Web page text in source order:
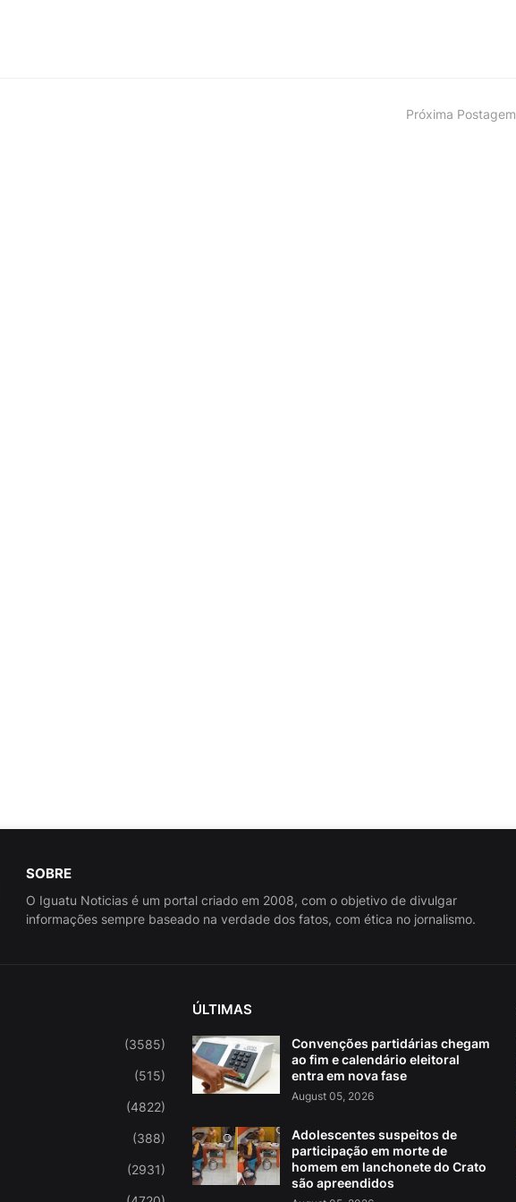
Próxima Postagem
SOBRE
O Iguatu Noticias é um portal criado em 2008, com o objetivo de divulgar
informações sempre baseado na verdade dos fatos, com ética no jornalismo.
(3585)
(515)
(4822)
(388)
(2931)
ÚLTIMAS
Convenções partidárias chegam
ao fim e calendário eleitoral
entra em nova fase
August 05, 2026
Adolescentes suspeitos de
participação em morte de
homem em lanchonete do Crato
são apreendidos